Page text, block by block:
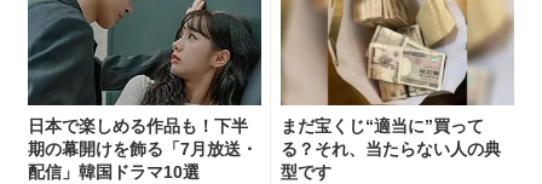
日本で楽しめる作品も！下半
期の幕開けを飾る「7月放送・
配信」韓国ドラマ10選
まだ宝くじ“適当に”買って
る？それ、当たらない人の典
型です